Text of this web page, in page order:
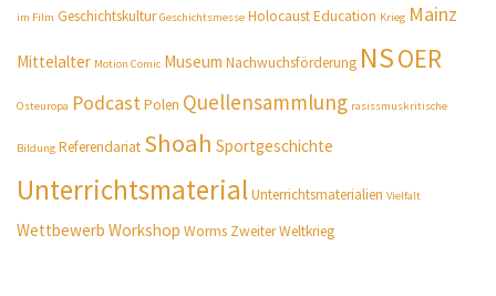
im Film Geschichtskultur Geschichtsmesse Holocaust Education Krieg Mainz
Mittelalter Motion Comic Museum Nachwuchsförderung NSOER
Osteuropa PodcastPolen Quellensammlung rasissmuskritische
Bildung Referendariat Shoah Sportgeschichte
UnterrichtsmaterialUnterrichtsmaterialien Vielfalt
Wettbewerb Workshop Worms Zweiter Weltkrieg